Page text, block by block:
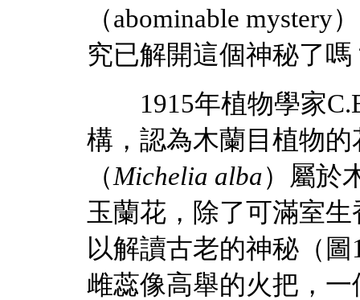
（abominable
究已解開這個神秘了嗎
1915年植物學家
構，認為木蘭目植物
（Michelia alba）屬於
玉蘭花，除了可滿室
以解讀古老的神秘（
雌蕊像高舉的火把，